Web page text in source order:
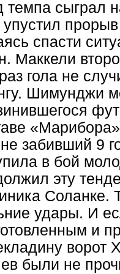
темпа сыграл
упустил
спасти
Маккели
гола не
Шимунджи
забивший 9
в бой
эту
Соланке.
удары. И
и
ворот
были не